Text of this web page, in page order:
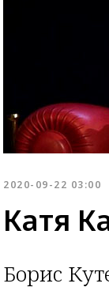
2020-09-22 03:00
Катя
Борис